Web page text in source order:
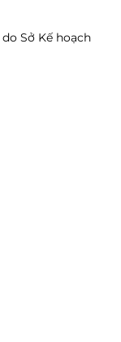
do Sở Kế hoạch